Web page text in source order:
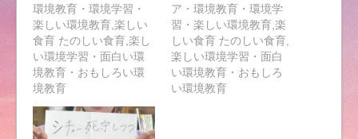
環境教育・環境学習・
楽しい環境教育,楽しい
食育 たのしい食育,楽し
い環境学習・面白い環
境教育・おもしろい環
境教育
ア・環境教育・環境学
習・楽しい環境教育,楽
しい食育 たのしい食育,
楽しい環境学習・面白
い環境教育・おもしろ
い環境教育